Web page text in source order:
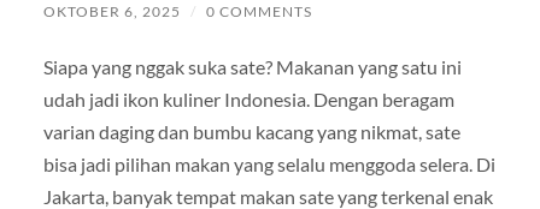
OKTOBER 6, 2025 / 0 COMMENTS
Siapa yang nggak suka sate? Makanan yang satu ini
udah jadi ikon kuliner Indonesia. Dengan beragam
varian daging dan bumbu kacang yang nikmat, sate
bisa jadi pilihan makan yang selalu menggoda selera. Di
Jakarta, banyak tempat makan sate yang terkenal enak